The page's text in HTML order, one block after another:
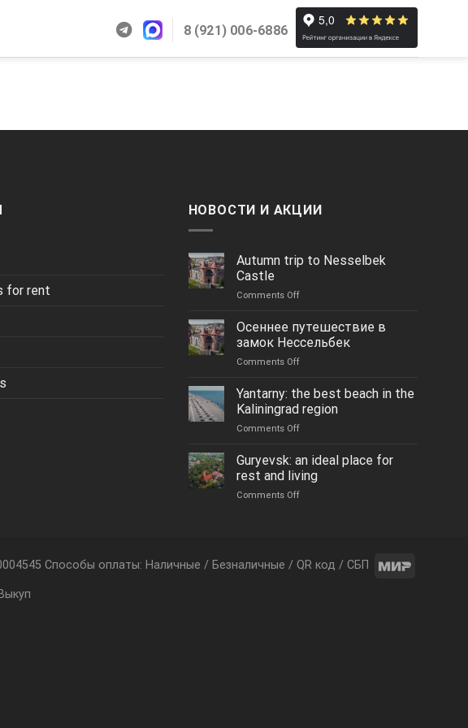
8 (921) 006-6886
for rent
НОВОСТИ И АКЦИИ
Autumn trip to Nesselbek
Castle
Comments Offon
to
Nesselbek
Castle
Осеннее путешествие в
замок Нессельбек
Comments Offon
путешествие
в
замок
Нессельбек
Yantarny: the best beach in the
Kaliningrad region
Comments Offon
the
best
beach
in
Guryevsk: an ideal place for
rest and living
Comments Offon
for
Способы оплаты: Наличные / Безналичные / QR код / СБП